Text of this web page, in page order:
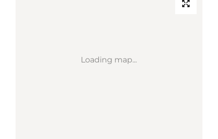
Loading map...